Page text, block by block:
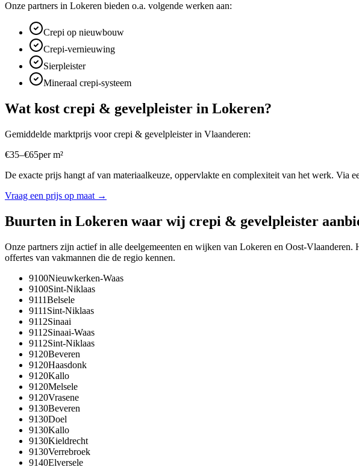
Onze partners in Lokeren bieden o.a. volgende werken aan:
Crepi op nieuwbouw
Crepi-vernieuwing
Sierpleister
Mineraal crepi-systeem
Wat kost crepi & gevelpleister in Lokeren?
Gemiddelde marktprijs voorcrepi & gevelpleisterin Vlaanderen:
€35–€65perm²
De exacte prijs hangt af van materiaalkeuze, oppervlakte en complexiteit van het werk. Via
Vraag een prijs op maat →
Buurten in Lokeren waar wij crepi & gevelpleister
Onze partners zijn actief in alle deelgemeenten en wijken van Lokeren en Oost-Vlaanderen.
offertes van vakmannen die de regio kennen.
9100Nieuwkerken-Waas
9100Sint-Niklaas
9111Belsele
9111 Sint-Niklaas
9112Sinaai
9112Sinaai-Waas
9112Sint-Niklaas
9120Beveren
9120Haasdonk
9120Kallo
9120Melsele
9120Vrasene
9130Beveren
9130Doel
9130Kallo
9130Kieldrecht
9130Verrebroek
9140Elversele